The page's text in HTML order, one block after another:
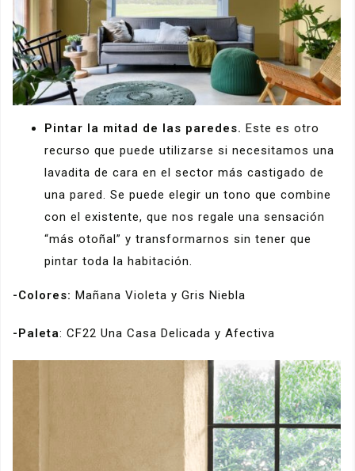
Pintar la mitad de las paredes. Este es otro
recurso que puede utilizarse si necesitamos una
lavadita de cara en el sector más castigado de
una pared. Se puede elegir un tono que combine
con el existente, que nos regale una sensación
“más otoñal” y transformarnos sin tener que
pintar toda la habitación.
-Colores: Mañana Violeta y Gris Niebla
-Paleta: CF22 Una Casa Delicada y Afectiva